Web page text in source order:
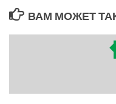
ВАМ МОЖЕТ